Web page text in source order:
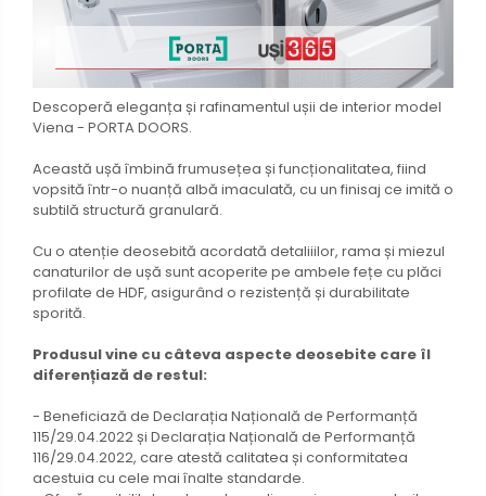
Descoperă eleganța și rafinamentul ușii de interior model
Viena - PORTA DOORS.
Această ușă îmbină frumusețea și funcționalitatea, fiind
vopsită într-o nuanță albă imaculată, cu un finisaj ce imită o
subtilă structură granulară.
Cu o atenție deosebită acordată detaliiilor, rama și miezul
canaturilor de ușă sunt acoperite pe ambele fețe cu plăci
profilate de HDF, asigurând o rezistență și durabilitate
sporită.
Produsul vine cu câteva aspecte deosebite care îl
diferențiază de restul:
- Beneficiază de Declarația Națională de Performanță
115/29.04.2022 și Declarația Națională de Performanță
116/29.04.2022, care atestă calitatea și conformitatea
acestuia cu cele mai înalte standarde.